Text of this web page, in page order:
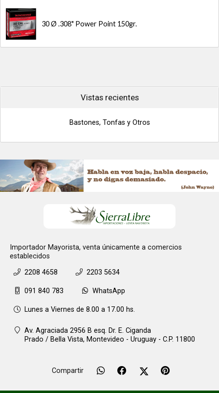
30 Ø .308" Power Point 150gr.
Vistas recientes
Bastones, Tonfas y Otros
Importador Mayorista, venta únicamente a comercios
establecidos
2208 4658
2203 5634
091 840 783 WhatsApp
Lunes a Viernes de 8.00 a 17.00 hs.
Av. Agraciada 2956 B esq. Dr. E. Ciganda
Prado / Bella Vista, Montevideo - Uruguay - C.P. 11800
Compartir